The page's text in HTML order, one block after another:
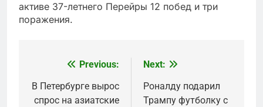
активе 37-летнего Перейры 12 побед и три
поражения.
navigation
Previous:
В Петербурге вырос
спрос на азиатские
Next:
Роналду подарил
Трампу футболку с